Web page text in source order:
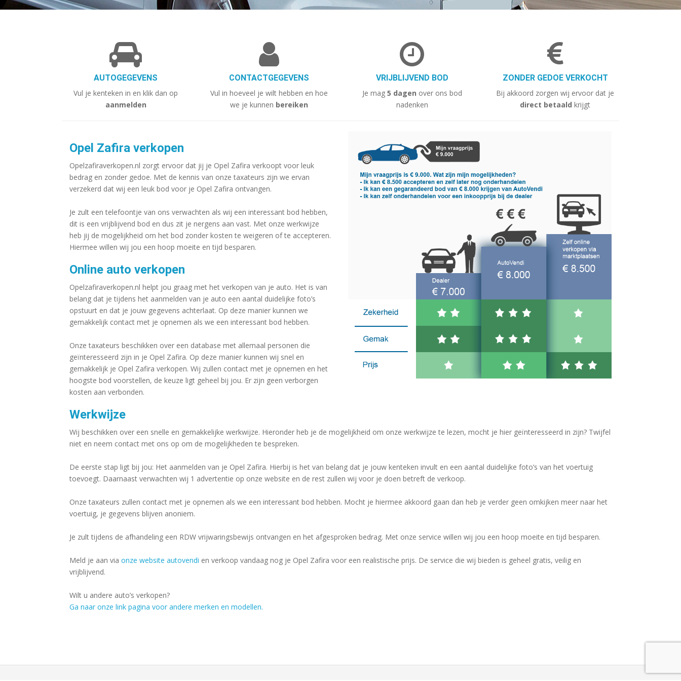
AUTOGEGEVENS
Vul je kenteken in en klik dan op
aanmelden
CONTACTGEGEVENS
Vul in hoeveel je wilt hebben en hoe
we je kunnen bereiken
VRIJBLIJVEND BOD
Je mag 5 dagen over ons bod
nadenken
ZONDER GEDOE VERKOCHT
Bij akkoord zorgen wij ervoor dat je
direct betaald krijgt
Opel Zafira verkopen
Opelzafiraverkopen.nl zorgt ervoor dat jij je Opel Zafira verkoopt voor leuk
bedrag en zonder gedoe. Met de kennis van onze taxateurs zijn we ervan
verzekerd dat wij een leuk bod voor je Opel Zafira ontvangen.
Je zult een telefoontje van ons verwachten als wij een interessant bod hebben,
dit is een vrijblijvend bod en dus zit je nergens aan vast. Met onze werkwijze
heb jij de mogelijkheid om het bod zonder kosten te weigeren of te accepteren.
Hiermee willen wij jou een hoop moeite en tijd besparen.
Online auto verkopen
Opelzafiraverkopen.nl helpt jou graag met het verkopen van je auto. Het is van
belang dat je tijdens het aanmelden van je auto een aantal duidelijke foto’s
opstuurt en dat je jouw gegevens achterlaat. Op deze manier kunnen we
gemakkelijk contact met je opnemen als we een interessant bod hebben.
Onze taxateurs beschikken over een database met allemaal personen die
geïnteresseerd zijn in je Opel Zafira. Op deze manier kunnen wij snel en
gemakkelijk je Opel Zafira verkopen. Wij zullen contact met je opnemen en het
hoogste bod voorstellen, de keuze ligt geheel bij jou. Er zijn geen verborgen
kosten aan verbonden.
Werkwijze
Wij beschikken over een snelle en gemakkelijke werkwijze. Hieronder heb je de mogelijkheid om onze werkwijze te lezen, mocht je hier geïnteresseerd in zijn? Twijfel
niet en neem contact met ons op om de mogelijkheden te bespreken.
De eerste stap ligt bij jou: Het aanmelden van je Opel Zafira. Hierbij is het van belang dat je jouw kenteken invult en een aantal duidelijke foto’s van het voertuig
toevoegt. Daarnaast verwachten wij 1 advertentie op onze website en de rest zullen wij voor je doen betreft de verkoop.
Onze taxateurs zullen contact met je opnemen als we een interessant bod hebben. Mocht je hiermee akkoord gaan dan heb je verder geen omkijken meer naar het
voertuig, je gegevens blijven anoniem.
Je zult tijdens de afhandeling een RDW vrijwaringsbewijs ontvangen en het afgesproken bedrag. Met onze service willen wij jou een hoop moeite en tijd besparen.
Meld je aan via onze website autovendi en verkoop vandaag nog je Opel Zafira voor een realistische prijs. De service die wij bieden is geheel gratis, veilig en
vrijblijvend.
Wilt u andere auto’s verkopen?
Ga naar onze link pagina voor andere merken en modellen.